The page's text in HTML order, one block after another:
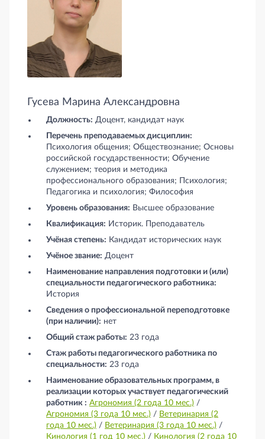
Гусева Марина Александровна
Должность: Доцент, кандидат наук
Перечень преподаваемых дисциплин:
Психология общения; Обществознание; Основы
российской государственности; Обучение
служением; теория и методика
профессионального образования; Психология;
Педагогика и психология; Философия
Уровень образования: Высшее образование
Квалификация: Историк. Преподаватель
Учёная степень: Кандидат исторических наук
Учёное звание: Доцент
Наименование направления подготовки и (или)
специальности педагогического работника:
История
Сведения о профессиональной переподготовке
(при наличии): нет
Общий стаж работы: 23 года
Стаж работы педагогического работника по
специальности: 23 года
Наименование образовательных программ, в
реализации которых участвует педагогический
работник : Агрономия (2 года 10 мес.) /
Агрономия (3 года 10 мес.) / Ветеринария (2
года 10 мес.) / Ветеринария (3 года 10 мес.) /
Кинология (1 год 10 мес.) / Кинология (2 года 10